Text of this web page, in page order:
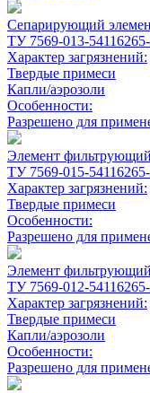
Сепарирующий
ТУ 7569-013-
Характер загрязнений:
Твердые примеси
Капли/аэрозоли
Особенности:
Разрешено для
Элемент
ТУ 7569-015-
Характер загрязнений:
Твердые примеси
Особенности:
Разрешено для
Элемент
ТУ 7569-012-
Характер загрязнений:
Твердые примеси
Капли/аэрозоли
Особенности:
Разрешено для